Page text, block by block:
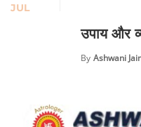
JUL
उपाय और
By Ashwani